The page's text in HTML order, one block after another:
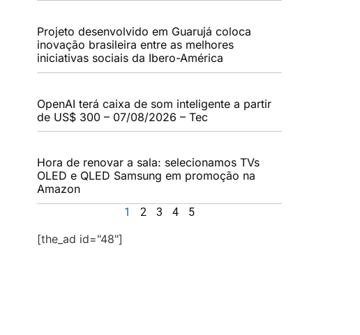
Projeto desenvolvido em Guarujá coloca
inovação brasileira entre as melhores
iniciativas sociais da Ibero-América
OpenAI terá caixa de som inteligente a partir
de US$ 300 – 07/08/2026 – Tec
Hora de renovar a sala: selecionamos TVs
OLED e QLED Samsung em promoção na
Amazon
1 2 3 4 5
[the_ad id="48"]